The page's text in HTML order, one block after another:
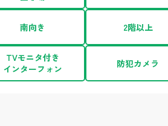
南向き 2階以上
TVモニタ付き
インターフォン
防犯カメラ